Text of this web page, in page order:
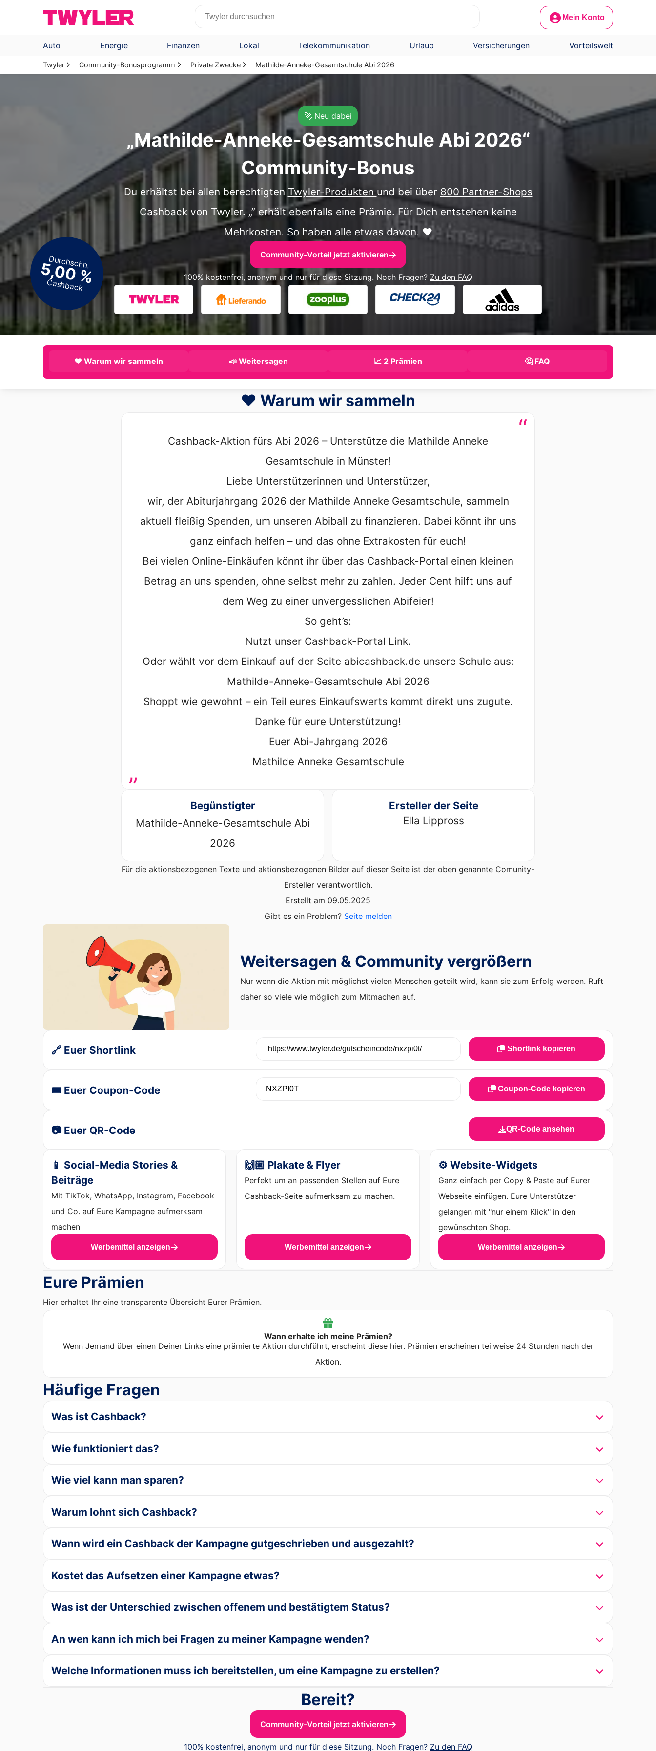
Mein Konto
Auto Energie Finanzen Lokal Telekommunikation Urlaub Versicherungen Vorteilswelt
Twyler Community-Bonusprogramm Private Zwecke Mathilde-Anneke-Gesamtschule Abi 2026
🚀 Neu dabei
„Mathilde-Anneke-Gesamtschule Abi 2026“
Community-Bonus
Du erhältst bei allen berechtigten Twyler-Produkten und bei über 800 Partner-Shops
Cashback von Twyler. „” erhält ebenfalls eine Prämie. Für Dich entstehen keine
Mehrkosten. So haben alle etwas davon. ❤️
Community-Vorteil jetzt aktivieren
100% kostenfrei, anonym und nur für diese Sitzung. Noch Fragen? Zu den FAQ
Durchschn.
5,00 %
Cashback
❤️ Warum wir sammeln 📣 Weitersagen 📈 2 Prämien 🤔 FAQ
❤️ Warum wir sammeln
„
“
Cashback-Aktion fürs Abi 2026 – Unterstütze die Mathilde Anneke
Gesamtschule in Münster!
Liebe Unterstützerinnen und Unterstützer,
wir, der Abiturjahrgang 2026 der Mathilde Anneke Gesamtschule, sammeln
aktuell fleißig Spenden, um unseren Abiball zu finanzieren. Dabei könnt ihr uns
ganz einfach helfen – und das ohne Extrakosten für euch!
Bei vielen Online-Einkäufen könnt ihr über das Cashback-Portal einen kleinen
Betrag an uns spenden, ohne selbst mehr zu zahlen. Jeder Cent hilft uns auf
dem Weg zu einer unvergesslichen Abifeier!
So geht’s:
Nutzt unser Cashback-Portal Link.
Oder wählt vor dem Einkauf auf der Seite abicashback.de unsere Schule aus:
Mathilde-Anneke-Gesamtschule Abi 2026
Shoppt wie gewohnt – ein Teil eures Einkaufswerts kommt direkt uns zugute.
Danke für eure Unterstützung!
Euer Abi-Jahrgang 2026
Mathilde Anneke Gesamtschule
Begünstigter
Mathilde-Anneke-Gesamtschule Abi
2026
Ersteller der Seite
Ella Lippross
Für die aktionsbezogenen Texte und aktionsbezogenen Bilder auf dieser Seite ist der oben genannte Comunity-
Ersteller verantwortlich.
Erstellt am 09.05.2025
Gibt es ein Problem? Seite melden
Weitersagen & Community vergrößern
Nur wenn die Aktion mit möglichst vielen Menschen geteilt wird, kann sie zum Erfolg werden. Ruft
daher so viele wie möglich zum Mitmachen auf.
🔗 Euer Shortlink Shortlink kopieren
🎟️ Euer Coupon-Code Coupon-Code kopieren
📷 Euer QR-Code QR-Code ansehen
📱 Social-Media Stories &
Beiträge
Mit TikTok, WhatsApp, Instagram, Facebook
und Co. auf Eure Kampagne aufmerksam
machen
Werbemittel anzeigen
🙌🏼 Plakate & Flyer
Perfekt um an passenden Stellen auf Eure
Cashback-Seite aufmerksam zu machen.
Werbemittel anzeigen
⚙️ Website-Widgets
Ganz einfach per Copy & Paste auf Eurer
Webseite einfügen. Eure Unterstützer
gelangen mit "nur einem Klick" in den
gewünschten Shop.
Werbemittel anzeigen
Eure Prämien
Hier erhaltet Ihr eine transparente Übersicht Eurer Prämien.
Wann erhalte ich meine Prämien?
Wenn Jemand über einen Deiner Links eine prämierte Aktion durchführt, erscheint diese hier. Prämien erscheinen teilweise 24 Stunden nach der
Aktion.
Häufige Fragen
Was ist Cashback?
Wie funktioniert das?
Wie viel kann man sparen?
Warum lohnt sich Cashback?
Wann wird ein Cashback der Kampagne gutgeschrieben und ausgezahlt?
Kostet das Aufsetzen einer Kampagne etwas?
Was ist der Unterschied zwischen offenem und bestätigtem Status?
An wen kann ich mich bei Fragen zu meiner Kampagne wenden?
Welche Informationen muss ich bereitstellen, um eine Kampagne zu erstellen?
Bereit?
Community-Vorteil jetzt aktivieren
100% kostenfrei, anonym und nur für diese Sitzung. Noch Fragen? Zu den FAQ